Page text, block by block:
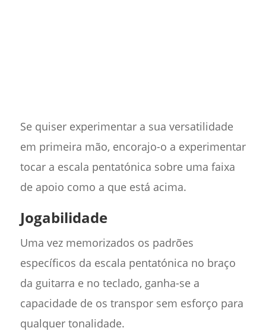
Se quiser experimentar a sua versatilidade
em primeira mão, encorajo-o a experimentar
tocar a escala pentatónica sobre uma faixa
de apoio como a que está acima.
Jogabilidade
Uma vez memorizados os padrões
específicos da escala pentatónica no braço
da guitarra e no teclado, ganha-se a
capacidade de os transpor sem esforço para
qualquer tonalidade.